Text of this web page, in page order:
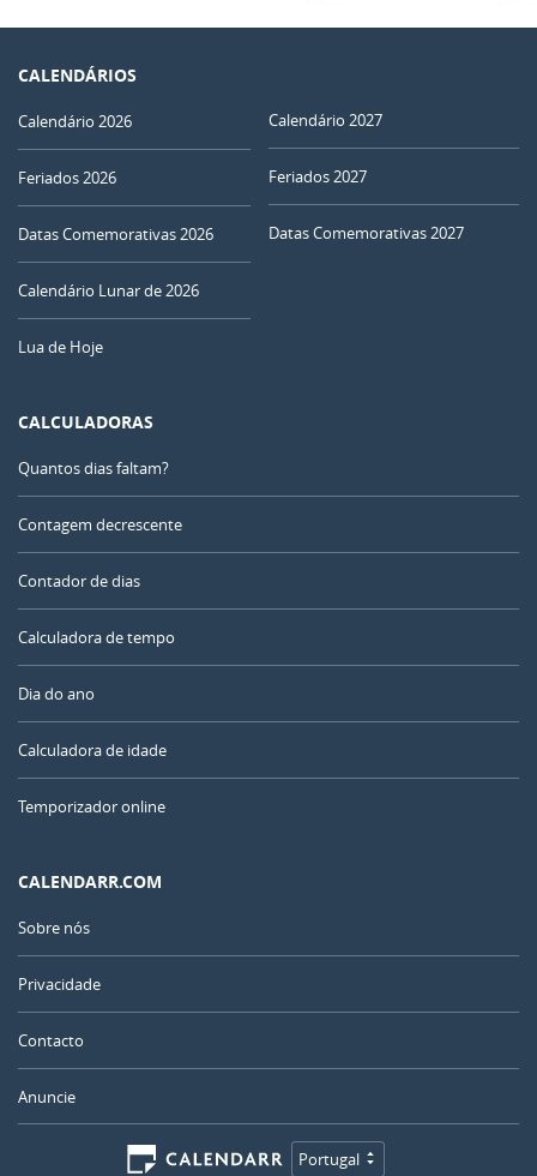
CALENDÁRIOS
Calendário 2026
Feriados 2026
Datas Comemorativas 2026
Calendário Lunar de 2026
Lua de Hoje
Calendário 2027
Feriados 2027
Datas Comemorativas 2027
CALCULADORAS
Quantos dias faltam?
Contagem decrescente
Contador de dias
Calculadora de tempo
Dia do ano
Calculadora de idade
Temporizador online
CALENDARR.COM
Sobre nós
Privacidade
Contacto
Anuncie
Portugal